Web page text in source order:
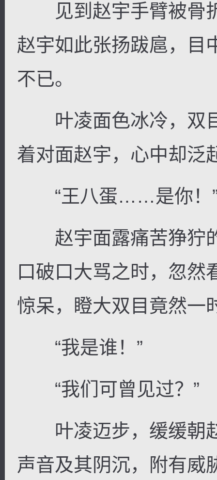
见到赵宇手臂被骨
赵宇如此张扬跋扈，目
不已。
叶凌面色冰冷，双
着对面赵宇，心中却泛
“王八蛋……是你！
赵宇面露痛苦狰狞
口破口大骂之时，忽然
惊呆，瞪大双目竟然一
“我是谁！”
“我们可曾见过？”
叶凌迈步，缓缓朝
声音及其阴沉，附有威